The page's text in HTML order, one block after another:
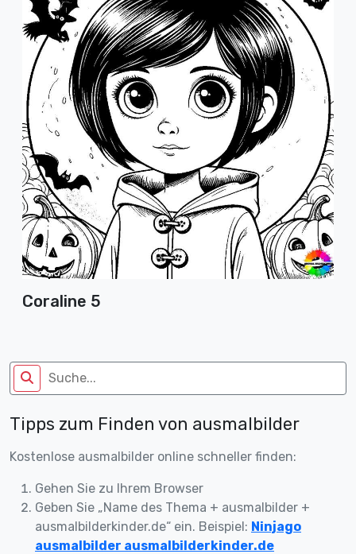
Coraline 5
Tipps zum Finden von ausmalbilder
Kostenlose ausmalbilder online schneller finden:
Gehen Sie zu Ihrem Browser
Geben Sie „Name des Thema + ausmalbilder +
ausmalbilderkinder.de“ ein. Beispiel: Ninjago
ausmalbilder ausmalbilderkinder.de